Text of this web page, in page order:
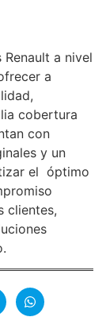
a nivel
a
cobertura
con
y un
el óptimo
clientes,